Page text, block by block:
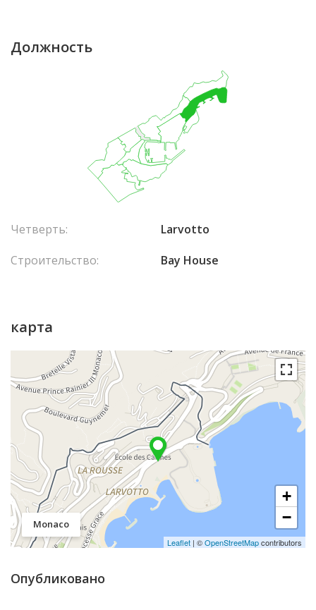
Должность
Четверть:
Larvotto
Строительство:
Bay House
карта
Monaco
+
−
Leaflet | ©OpenStreetMapcontributors
Опубликовано